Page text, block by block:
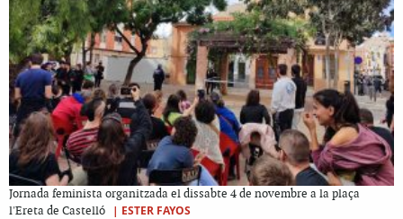
Jornada feminista organitzada el dissabte 4 de novembre a la plaça
l'Ereta de Castelló
| ESTER FAYOS